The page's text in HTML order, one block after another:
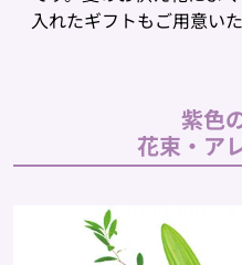
入れたギフトもご用意い
紫色
花束・ア